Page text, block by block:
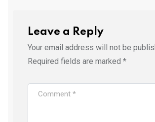
Leave a Reply
Your email address will not be
Required fields are marked *